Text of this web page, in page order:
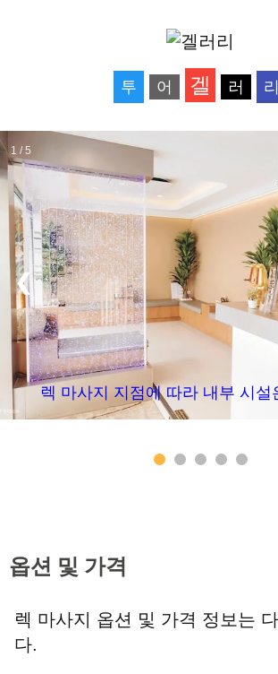
투 어 겔 러 리
1 / 5
렉 마사지 지점에 따라 내부 시설
❮
옵션 및 가격
렉 마사지 옵션 및 가격 정보는
다.